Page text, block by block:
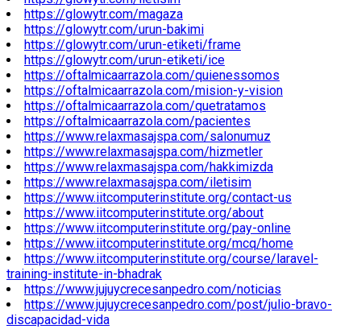
https://glowytr.com/magaza
https://glowytr.com/urun-bakimi
https://glowytr.com/urun-etiketi/frame
https://glowytr.com/urun-etiketi/ice
https://oftalmicaarrazola.com/quienessomos
https://oftalmicaarrazola.com/mision-y-vision
https://oftalmicaarrazola.com/quetratamos
https://oftalmicaarrazola.com/pacientes
https://www.relaxmasajspa.com/salonumuz
https://www.relaxmasajspa.com/hizmetler
https://www.relaxmasajspa.com/hakkimizda
https://www.relaxmasajspa.com/iletisim
https://www.iitcomputerinstitute.org/contact-us
https://www.iitcomputerinstitute.org/about
https://www.iitcomputerinstitute.org/pay-online
https://www.iitcomputerinstitute.org/mcq/home
https://www.iitcomputerinstitute.org/course/laravel-
training-institute-in-bhadrak
https://www.jujuycrecesanpedro.com/noticias
https://www.jujuycrecesanpedro.com/post/julio-bravo-
discapacidad-vida